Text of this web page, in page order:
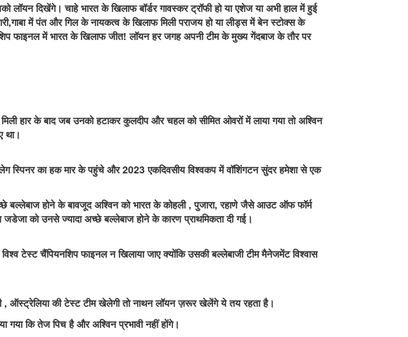
दिखेंगे। चाहे भारत के खिलाफ बॉर्डर गावस्कर ट्रॉफी हो या एशेज या अभी हाल में हुई
में पंत और गिल के नायकत्व के खिलाफ मिली पराजय हो या लीड्स में बेन स्टोक्स के
फाइनल में भारत के खिलाफ जीत! लॉयन हर जगह अपनी टीम के मुख्य गेंदबाज के तौर पर
हार के बाद जब उनको हटाकर कुलदीप और चहल को सीमित ओवरों में लाया गया तो अश्विन
था।
लेग स्पिनर का हक मार के पहुंचे और 2023 एकदिवसीय विश्वकप में वॉशिंगटन सुंदर हमेशा से एक
बल्लेबाज होने के बावजूद अश्विन को भारत के कोहली , पुजारा, रहाणे जैसे आउट ऑफ फॉर्म
को उनसे ज्यादा अच्छे बल्लेबाज होने के कारण प्राथमिकता दी गई।
टेस्ट चैंपियनशिप फाइनल न खिलाया जाए क्योंकि उसकी बल्लेबाजी टीम मैनेजमेंट विश्वास
, ऑस्ट्रेलिया की टेस्ट टीम खेलेगी तो नाथन लॉयन ज़रूर खेलेंगे ये तय रहता है।
कि तेज पिच है और अश्विन प्रभावी नहीं होंगे।